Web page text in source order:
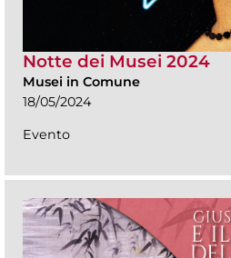
Notte dei Musei 2024
Musei in Comune
18/05/2024
Evento